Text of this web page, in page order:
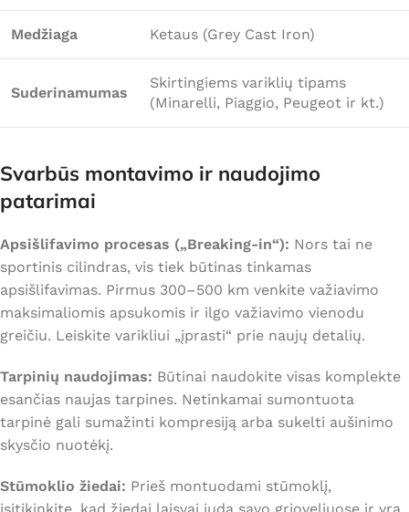
Medžiaga Ketaus (Grey Cast Iron)
Suderinamumas
Skirtingiems variklių tipams
(Minarelli, Piaggio, Peugeot ir kt.)
Svarbūs montavimo ir naudojimo
patarimai
Apsišlifavimo procesas („Breaking-in“): Nors tai ne
sportinis cilindras, vis tiek būtinas tinkamas
apsišlifavimas. Pirmus 300–500 km venkite važiavimo
maksimaliomis apsukomis ir ilgo važiavimo vienodu
greičiu. Leiskite varikliui „įprasti“ prie naujų detalių.
Tarpinių naudojimas: Būtinai naudokite visas komplekte
esančias naujas tarpines. Netinkamai sumontuota
tarpinė gali sumažinti kompresiją arba sukelti aušinimo
skysčio nuotėkį.
Stūmoklio žiedai: Prieš montuodami stūmoklį,